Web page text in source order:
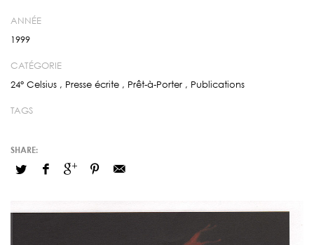
ANNÉE
1999
CATÉGORIE
24° Celsius , Presse écrite , Prêt-à-Porter , Publications
TAGS